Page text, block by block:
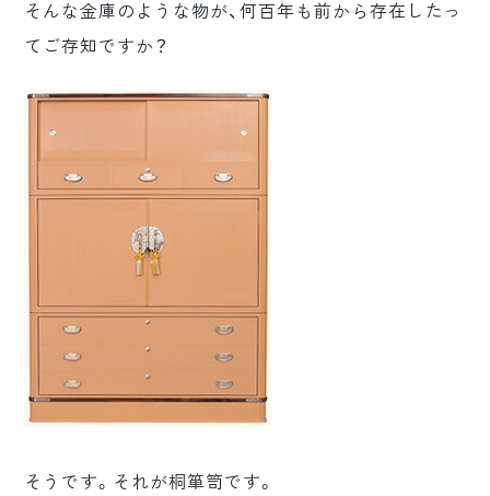
そんな金庫のような物が、何百年も前から存在したっ
てご存知ですか？
そうです。それが桐箪笥です。